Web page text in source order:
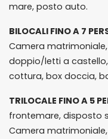
mare, posto auto.
BILOCALI FINO A 7
Camera
doppio/letti a
cottura, box doccia,
TRILOCALE FINO A 5
frontemare, disposto
Camera